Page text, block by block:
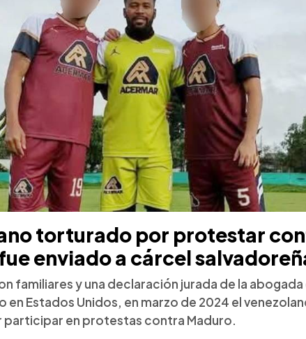
torturado por protestar
enviado a cárcel
familiares y una declaración jurada de la abogada
en Estados Unidos, en marzo de 2024 el
en protestas contra Maduro.